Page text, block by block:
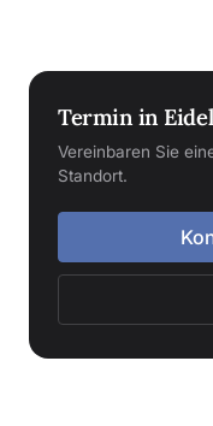
Termin in
Vereinbaren Sie
Standort.